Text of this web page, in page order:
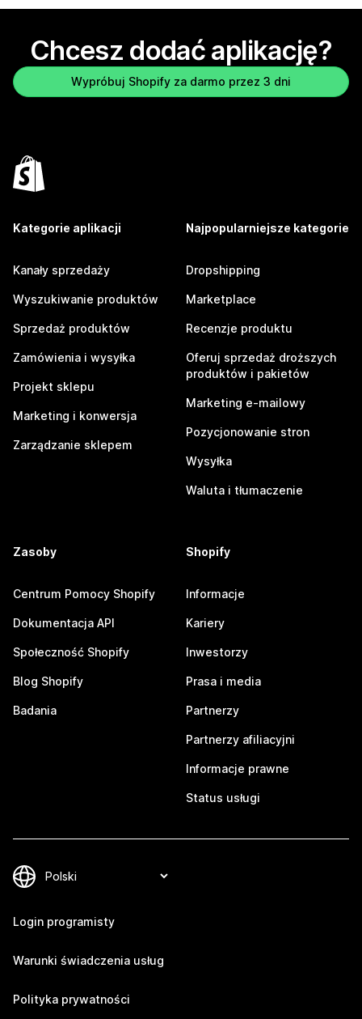
Chcesz dodać aplikację?
Wypróbuj Shopify za darmo przez 3 dni
Kategorie aplikacji
Kanały sprzedaży
Wyszukiwanie produktów
Sprzedaż produktów
Zamówienia i wysyłka
Projekt sklepu
Marketing i konwersja
Zarządzanie sklepem
Najpopularniejsze kategorie
Dropshipping
Marketplace
Recenzje produktu
Oferuj sprzedaż droższych
produktów i pakietów
Marketing e-mailowy
Pozycjonowanie stron
Wysyłka
Waluta i tłumaczenie
Zasoby
Centrum Pomocy Shopify
Dokumentacja API
Społeczność Shopify
Blog Shopify
Badania
Shopify
Informacje
Kariery
Inwestorzy
Prasa i media
Partnerzy
Partnerzy afiliacyjni
Informacje prawne
Status usługi
Login programisty
Warunki świadczenia usług
Polityka prywatności